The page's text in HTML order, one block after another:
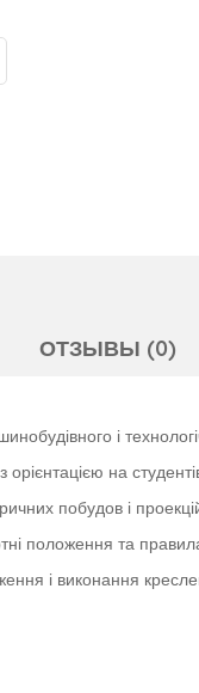
ОТЗЫВЫ (0)
і
на
побудов і
положення та
і виконання